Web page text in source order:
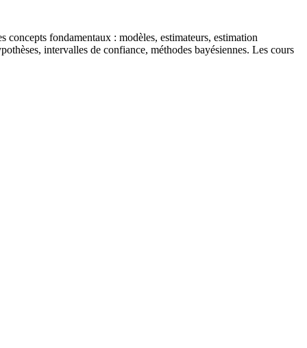
concepts fondamentaux : modèles, estimateurs, estimation
intervalles de confiance, méthodes bayésiennes. Les cours